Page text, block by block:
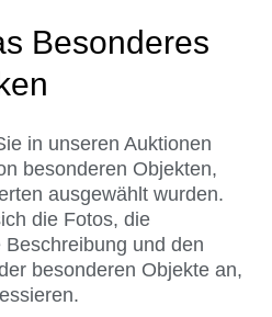
Besonderes
in unseren Auktionen
besonderen Objekten,
ausgewählt wurden.
die Fotos, die
Beschreibung und den
besonderen Objekte an,